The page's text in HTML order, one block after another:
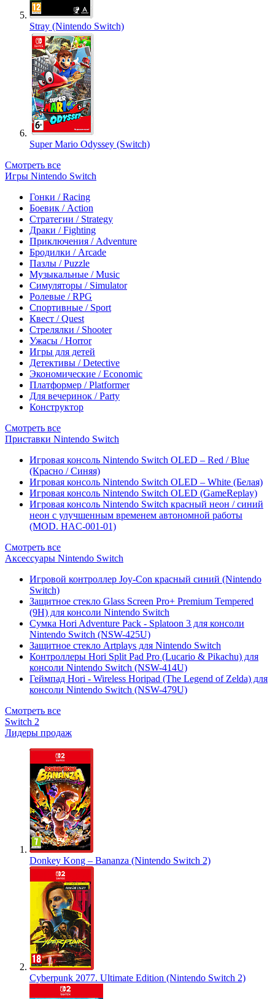
Stray (Nintendo Switch)
Super Mario Odyssey (Switch)
Смотреть все
Игры Nintendo Switch
Гонки / Racing
Боевик / Action
Стратегии / Strategy
Драки / Fighting
Приключения / Adventure
Бродилки / Arcade
Пазлы / Puzzle
Музыкальные / Music
Симуляторы / Simulator
Ролевые / RPG
Спортивные / Sport
Квест / Quest
Стрелялки / Shooter
Ужасы / Horror
Игры для детей
Детективы / Detective
Экономические / Economic
Платформер / Platformer
Для вечеринок / Party
Конструктор
Смотреть все
Приставки Nintendo Switch
Игровая консоль Nintendo Switch OLED – Red / Blue
(Красно / Синяя)
Игровая консоль Nintendo Switch OLED – White (Белая)
Игровая консоль Nintendo Switch OLED (GameReplay)
Игровая консоль Nintendo Switch красный неон / синий
неон с улучшенным временем автономной работы
(MOD. HAC-001-01)
Смотреть все
Аксессуары Nintendo Switch
Игровой контроллер Joy-Con красный синий (Nintendo
Switch)
Защитное стекло Glass Screen Pro+ Premium Tempered
(9H) для консоли Nintendo Switch
Сумка Hori Adventure Pack - Splatoon 3 для консоли
Nintendo Switch (NSW-425U)
Защитное стекло Artplays для Nintendo Switch
Контроллеры Hori Split Pad Pro (Lucario & Pikachu) для
консоли Nintendo Switch (NSW-414U)
Геймпад Hori - Wireless Horipad (The Legend of Zelda) для
консоли Nintendo Switch (NSW-479U)
Смотреть все
Switch 2
Лидеры продаж
Donkey Kong – Bananza (Nintendo Switch 2)
Cyberpunk 2077. Ultimate Edition (Nintendo Switch 2)